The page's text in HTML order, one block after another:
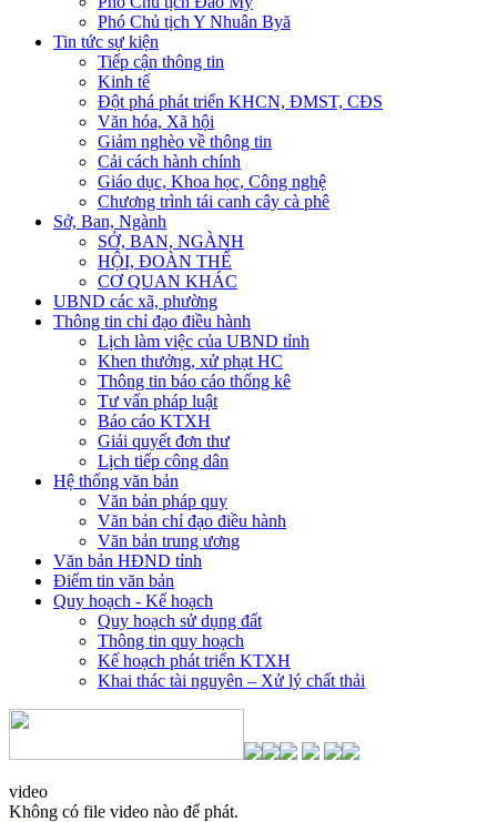
Phó Chủ tịch Y Nhuân Byă
Tin tức sự kiện
Tiếp cận thông tin
Kinh tế
Đột phá phát triển KHCN, ĐMST, CĐS
Văn hóa, Xã hội
Giảm nghèo về thông tin
Cải cách hành chính
Giáo dục, Khoa học, Công nghệ
Chương trình tái canh cây cà phê
Sở, Ban, Ngành
SỞ, BAN, NGÀNH
HỘI, ĐOÀN THỂ
CƠ QUAN KHÁC
UBND các xã, phường
Thông tin chỉ đạo điều hành
Lịch làm việc của UBND tỉnh
Khen thưởng, xử phạt HC
Thông tin báo cáo thống kê
Tư vấn pháp luật
Báo cáo KTXH
Giải quyết đơn thư
Lịch tiếp công dân
Hệ thống văn bản
Văn bản pháp quy
Văn bản chỉ đạo điều hành
Văn bản trung ương
Văn bản HĐND tỉnh
Điểm tin văn bản
Quy hoạch - Kế hoạch
Quy hoạch sử dụng đất
Thông tin quy hoạch
Kế hoạch phát triển KTXH
Khai thác tài nguyên – Xử lý chất thải
video
Không có file video nào để phát.